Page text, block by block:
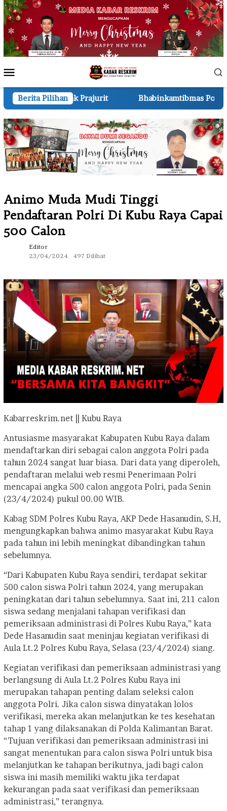
Loncat
ke
konten
Mobile
Berita PilihanBhabinkamtibmas Polsek Pkl Kerinci
Animo Muda Mudi Tinggi
Pendaftaran Polri Di Kubu Raya Capai
500 Calon
Editor
23/04/2024
497 Dilihat
Kabarreskrim.net || Kubu Raya
Antusiasme masyarakat Kabupaten Kubu Raya dalam
mendaftarkan diri sebagai calon anggota Polri pada
tahun 2024 sangat luar biasa. Dari data yang diperoleh,
pendaftaran melalui web resmi Penerimaan Polri
mencapai angka 500 calon anggota Polri, pada Senin
(23/4/2024) pukul 00.00 WIB.
Kabag SDM Polres Kubu Raya, AKP Dede Hasanudin, S.H,
mengungkapkan bahwa animo masyarakat Kubu Raya
pada tahun ini lebih meningkat dibandingkan tahun
sebelumnya.
“Dari Kabupaten Kubu Raya sendiri, terdapat sekitar
500 calon siswa Polri tahun 2024, yang merupakan
peningkatan dari tahun sebelumnya. Saat ini, 211 calon
siswa sedang menjalani tahapan verifikasi dan
pemeriksaan administrasi di Polres Kubu Raya,” kata
Dede Hasanudin saat meninjau kegiatan verifikasi di
Aula Lt.2 Polres Kubu Raya, Selasa (23/4/2024) siang.
Kegiatan verifikasi dan pemeriksaan administrasi yang
berlangsung di Aula Lt.2 Polres Kubu Raya ini
merupakan tahapan penting dalam seleksi calon
anggota Polri. Jika calon siswa dinyatakan lolos
verifikasi, mereka akan melanjutkan ke tes kesehatan
tahap 1 yang dilaksanakan di Polda Kalimantan Barat.
“Tujuan verifikasi dan pemeriksaan administrasi ini
sangat menentukan para calon siswa Polri untuk bisa
melanjutkan ke tahapan berikutnya, jadi bagi calon
siswa ini masih memiliki waktu jika terdapat
kekurangan pada saat verifikasi dan pemeriksaan
administrasi,” terangnya.